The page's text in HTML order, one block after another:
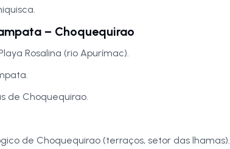
– Choquequirao
Rosalina (rio Apurímac).
de Choquequirao.
de Choquequirao (terraços, setor das lhamas).